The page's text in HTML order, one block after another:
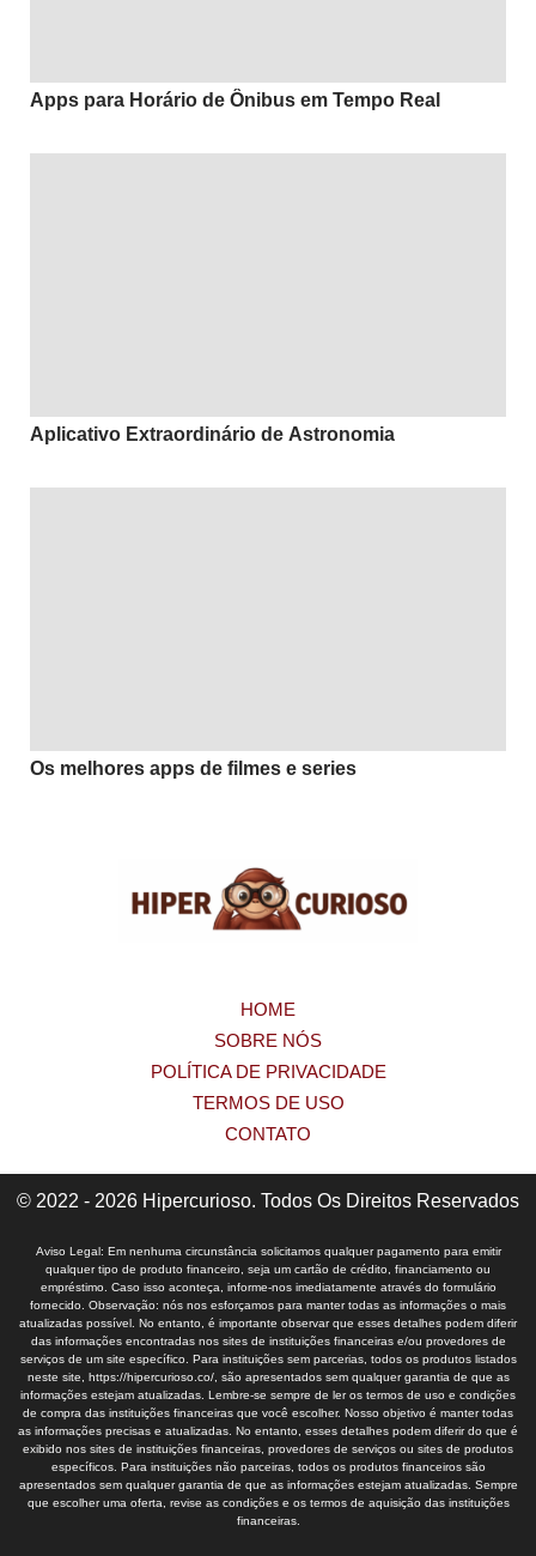
Apps para Horário de Ônibus em Tempo Real
Aplicativo Extraordinário de Astronomia
Os melhores apps de filmes e series
HOME
SOBRE NÓS
POLÍTICA DE PRIVACIDADE
TERMOS DE USO
CONTATO
© 2022 - 2026 Hipercurioso. Todos Os Direitos Reservados
Aviso Legal: Em nenhuma circunstância solicitamos qualquer pagamento para emitir
qualquer tipo de produto financeiro, seja um cartão de crédito, financiamento ou
empréstimo. Caso isso aconteça, informe-nos imediatamente através do formulário
fornecido. Observação: nós nos esforçamos para manter todas as informações o mais
atualizadas possível. No entanto, é importante observar que esses detalhes podem diferir
das informações encontradas nos sites de instituições financeiras e/ou provedores de
serviços de um site específico. Para instituições sem parcerias, todos os produtos listados
neste site, https://hipercurioso.co/, são apresentados sem qualquer garantia de que as
informações estejam atualizadas. Lembre-se sempre de ler os termos de uso e condições
de compra das instituições financeiras que você escolher. Nosso objetivo é manter todas
as informações precisas e atualizadas. No entanto, esses detalhes podem diferir do que é
exibido nos sites de instituições financeiras, provedores de serviços ou sites de produtos
específicos. Para instituições não parceiras, todos os produtos financeiros são
apresentados sem qualquer garantia de que as informações estejam atualizadas. Sempre
que escolher uma oferta, revise as condições e os termos de aquisição das instituições
financeiras.